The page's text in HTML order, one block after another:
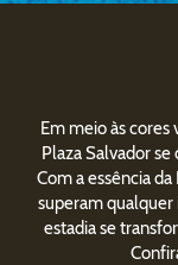
Em meio às cores
Plaza Salvador
Com a essência
superam qualquer
estadia se